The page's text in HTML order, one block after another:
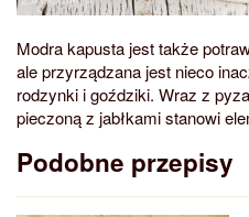
Modra kapusta jest także
ale przyrządzana jest nieco
rodzynki i goździki. Wraz z
pieczoną z jabłkami stanowi
Podobne przepisy